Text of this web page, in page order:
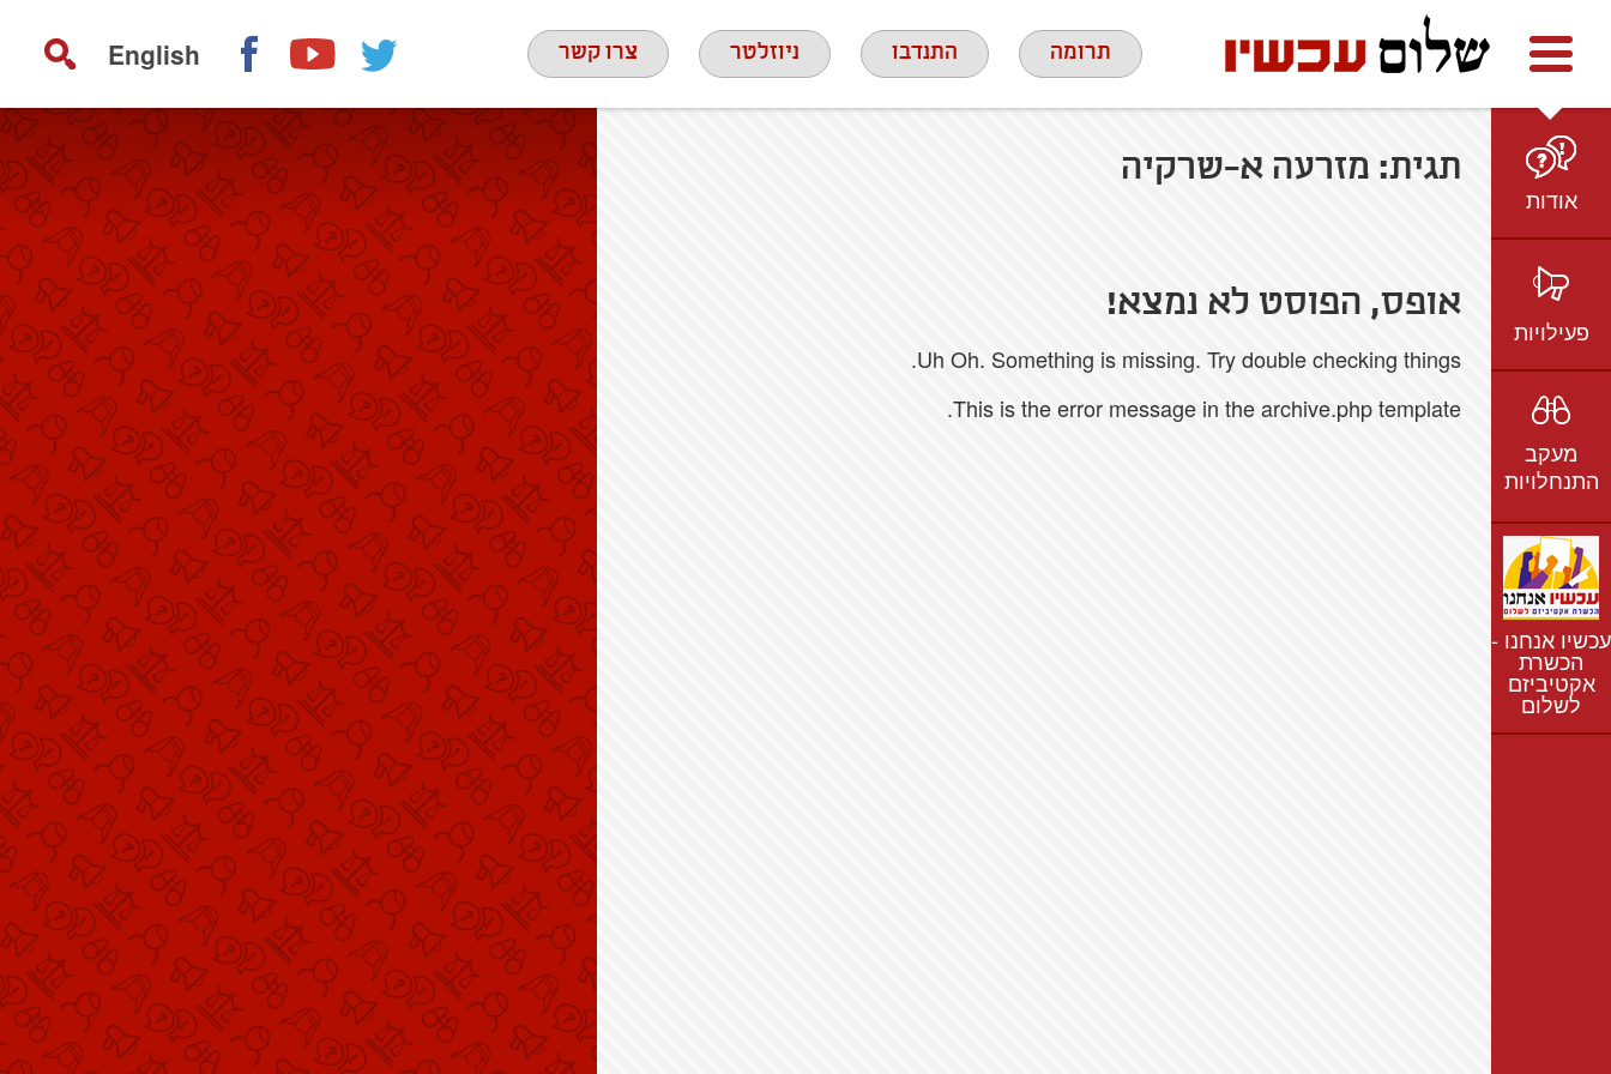
תרומה התנדבו ניוזלטר צרו קשר English Facebookyoutube twitter
אודות
הצוות
חזון ועמדות
אמיל גרינצווייג
שקיפות
פעילויות
ברשת
בתקשורת
וידאו
מעקב
התנחלויות
נתונים
חדשות
נושאים
רשימת התנחלויות
מפת התנחלויות
עכשיו אנחנו -
הכשרת
אקטיביזם
לשלום
תגית: מזרעה א-שרקיה
אופס, הפוסט לא נמצא!
Uh Oh. Something is missing. Try double checking things.
This is the error message in the archive.php template.